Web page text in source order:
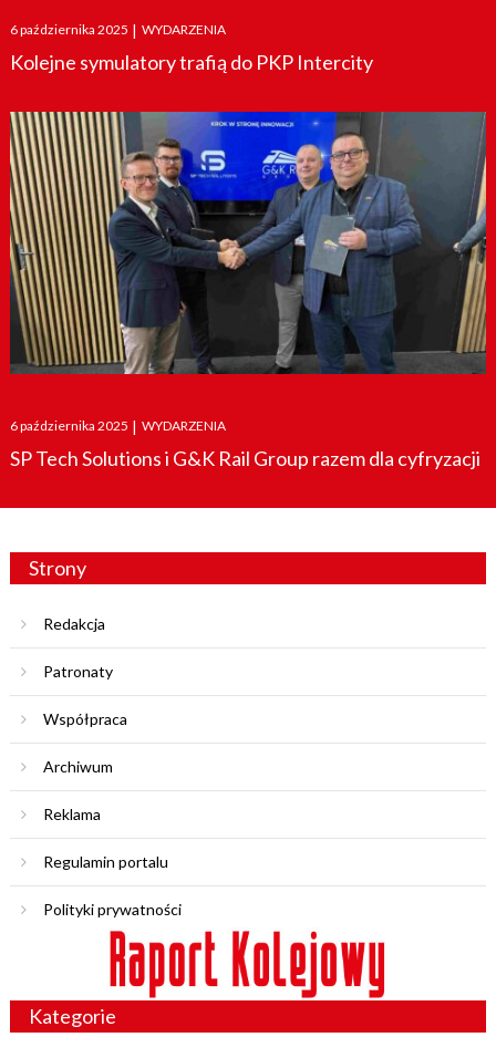
Posted
on
6 października 2025 | WYDARZENIA
Kolejne symulatory trafią do PKP Intercity
Posted
on
6 października 2025 | WYDARZENIA
SP Tech Solutions i G&K Rail Group razem dla cyfryzacji
Strony
Redakcja
Patronaty
Współpraca
Archiwum
Reklama
Regulamin portalu
Polityki prywatności
Kategorie